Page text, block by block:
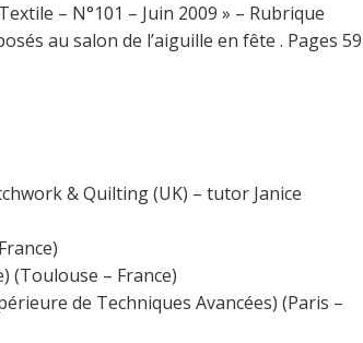
– N°101 – Juin 2009 » – Rubrique
au salon de l’aiguille en fête . Pages 59
& Quilting (UK) – tutor Janice
(Toulouse – France)
de Techniques Avancées) (Paris –